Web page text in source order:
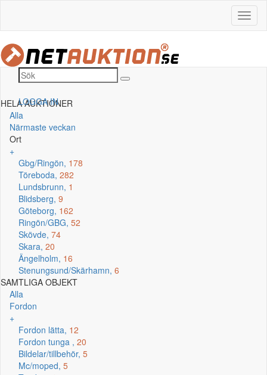
LOGGA IN
HELA AUKTIONER
Alla
Närmaste veckan
Ort
+
Gbg/Ringön, 178
Töreboda, 282
Lundsbrunn, 1
Blidsberg, 9
Göteborg, 162
Ringön/GBG, 52
Skövde, 74
Skara, 20
Ängelholm, 16
Stenungsund/Skärhamn, 6
SAMTLIGA OBJEKT
Alla
Fordon
+
Fordon lätta, 12
Fordon tunga , 20
Bildelar/tillbehör, 5
Mc/moped, 5